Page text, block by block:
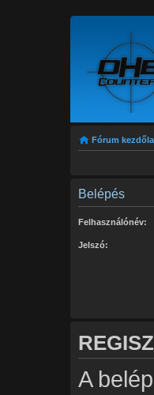
Fórum
Belépés
Felhasználónév:
Jelszó:
A